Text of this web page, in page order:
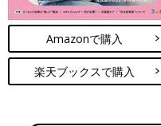
大人は大人用ベッドで眠
ベビーベッドを大人用ベッ
人のベッドの高さにぴった
機能付きのタイプがおすす
ことができます。さらに、
Amazonで購入
楽天ブックスで購入